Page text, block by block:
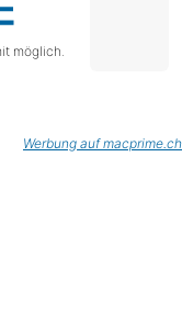
möglich.
Werbung auf macprime.ch